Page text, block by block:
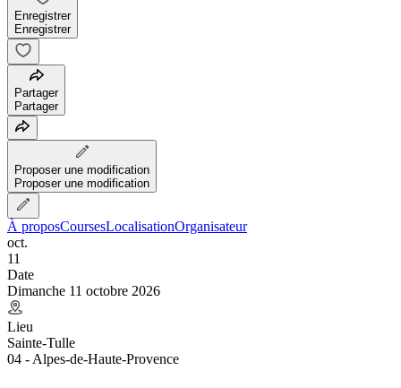
Enregistrer
Enregistrer
Partager
Partager
Proposer une modification
Proposer une modification
À proposCoursesLocalisationOrganisateur
oct.
11
Date
Dimanche 11 octobre 2026
Lieu
Sainte-Tulle
04 - Alpes-de-Haute-Provence